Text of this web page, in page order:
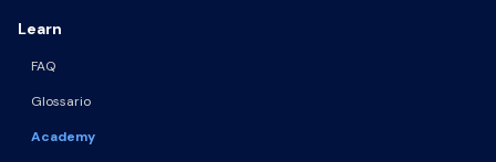
Learn
FAQ
Glossario
Academy